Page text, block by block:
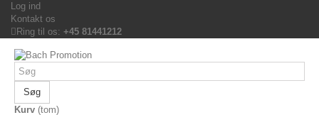
Log ind
Kontakt os
Ring til os: +45 81441212
Søg
Kurv (tom)